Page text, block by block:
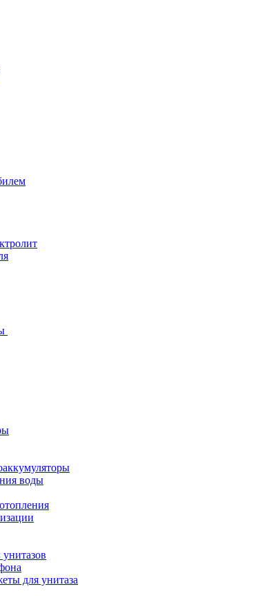
воды
для унитаза